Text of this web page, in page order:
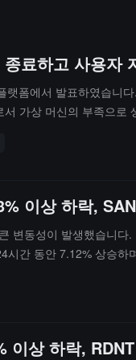
료하고 사용자
폼에서 발표하였습니
가상 머신의 부족으
주소만 이체를 허용하
이상 하락,
변동성이 발생했습니
시간 동안 7.12% 상승
이상 하락,